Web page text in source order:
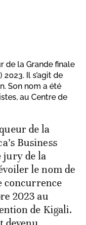
de la Grande finale
2023. Il s’agit de
Son nom a été
au Centre de
de la
Business
jury de la
le nom de
concurrence
2023 au
de Kigali.